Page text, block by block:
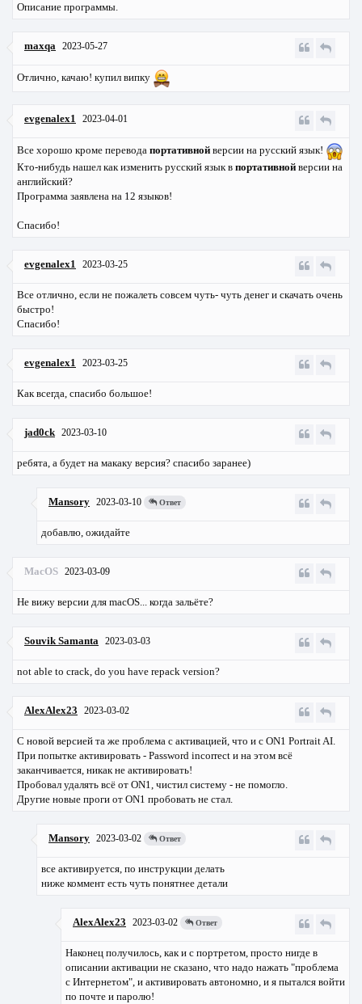
Описание программы.
maxqa 2023-05-27
Отлично, качаю! купил випку
evgenalex1 2023-04-01
Все хорошо кроме перевода портативной версии на русский язык!
Кто-нибудь нашел как изменить русский язык в портативной версии на
английский?
Программа заявлена на 12 языков!
Спасибо!
evgenalex1 2023-03-25
Все отлично, если не пожалеть совсем чуть- чуть денег и скачать очень
быстро!
Спасибо!
evgenalex1 2023-03-25
Как всегда, спасибо большое!
jad0ck 2023-03-10
ребята, а будет на макаку версия? спасибо заранее)
Mansory 2023-03-10 Ответ
добавлю, ожидайте
MacOS 2023-03-09
Не вижу версии для macOS... когда зальёте?
Souvik Samanta 2023-03-03
not able to crack, do you have repack version?
AlexAlex23 2023-03-02
С новой версией та же проблема с активацией, что и с ON1 Portrait AI.
При попытке активировать - Password incorrect и на этом всё
заканчивается, никак не активировать!
Пробовал удалять всё от ON1, чистил систему - не помогло.
Другие новые проги от ON1 пробовать не стал.
Mansory 2023-03-02 Ответ
все активируется, по инструкции делать
ниже коммент есть чуть понятнее детали
AlexAlex23 2023-03-02 Ответ
Наконец получилось, как и с портретом, просто нигде в
описании активации не сказано, что надо нажать "проблема
с Интернетом", и активировать автономно, и я пытался войти
по почте и паролю!